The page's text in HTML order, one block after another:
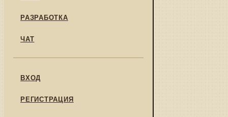
РАЗРАБОТКА
ЧАТ
ВХОД
РЕГИСТРАЦИЯ